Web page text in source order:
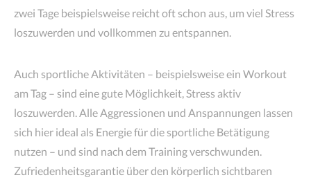
zwei Tage beispielsweise reicht oft schon aus, um viel Stress
loszuwerden und vollkommen zu entspannen.
Auch sportliche Aktivitäten – beispielsweise ein Workout
am Tag – sind eine gute Möglichkeit, Stress aktiv
loszuwerden. Alle Aggressionen und Anspannungen lassen
sich hier ideal als Energie für die sportliche Betätigung
nutzen – und sind nach dem Training verschwunden.
Zufriedenheitsgarantie über den körperlich sichtbaren